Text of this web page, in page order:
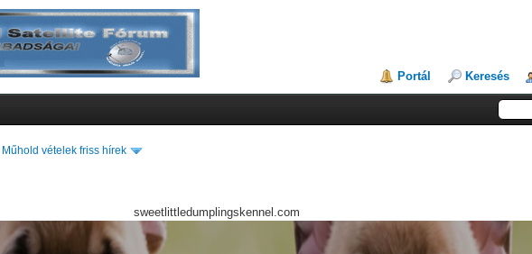
Portál Keresés
Műhold vételek friss hírek
sweetlittledumplingskennel.com